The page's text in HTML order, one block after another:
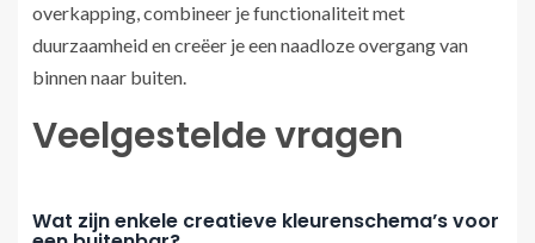
overkapping, combineer je functionaliteit met
duurzaamheid en creëer je een naadloze overgang van
binnen naar buiten.
Veelgestelde vragen
Wat zijn enkele creatieve kleurenschema’s voor